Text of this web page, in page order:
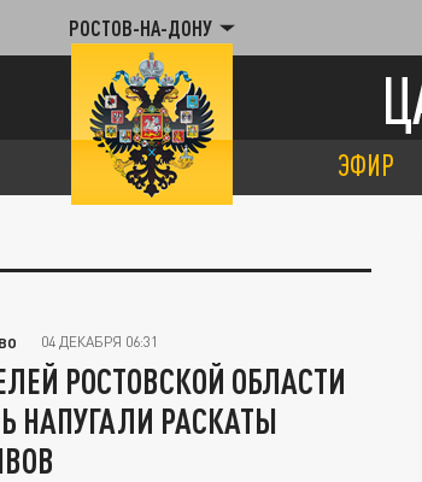
РОСТОВ-НА-ДОНУ
ЭФИР
04 ДЕКАБРЯ 06:31
РОСТОВСКОЙ ОБЛАСТИ
НАПУГАЛИ РАСКАТЫ